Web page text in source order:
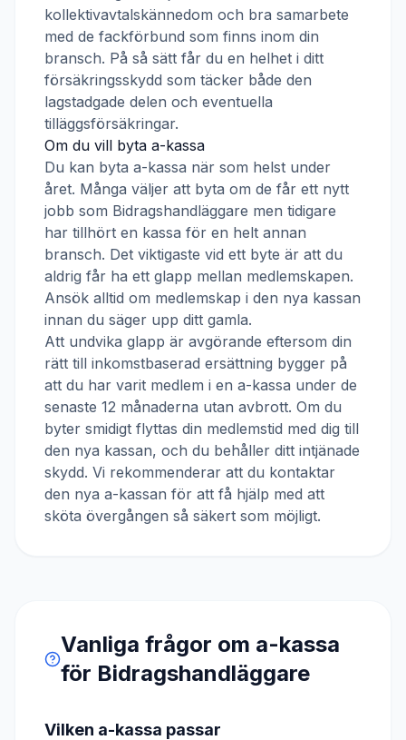
kollektivavtalskännedom och bra samarbete
med de fackförbund som finns inom din
bransch. På så sätt får du en helhet i ditt
försäkringsskydd som täcker både den
lagstadgade delen och eventuella
tilläggsförsäkringar.
Om du vill byta a-kassa
Du kan byta a-kassa när som helst under
året. Många väljer att byta om de får ett nytt
jobb som Bidragshandläggare men tidigare
har tillhört en kassa för en helt annan
bransch. Det viktigaste vid ett byte är att du
aldrig får ha ett glapp mellan medlemskapen.
Ansök alltid om medlemskap i den nya kassan
innan du säger upp ditt gamla.
Att undvika glapp är avgörande eftersom din
rätt till inkomstbaserad ersättning bygger på
att du har varit medlem i en a-kassa under de
senaste 12 månaderna utan avbrott. Om du
byter smidigt flyttas din medlemstid med dig till
den nya kassan, och du behåller ditt intjänade
skydd. Vi rekommenderar att du kontaktar
den nya a-kassan för att få hjälp med att
sköta övergången så säkert som möjligt.
Vanliga frågor om a-kassa
för Bidragshandläggare
Vilken a-kassa passar